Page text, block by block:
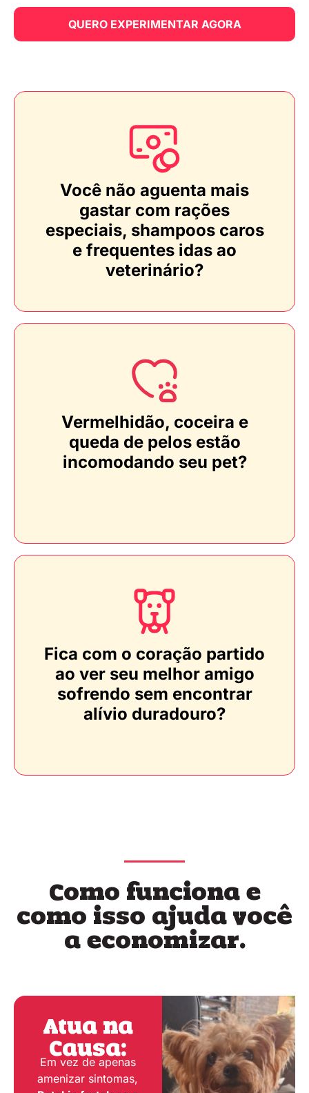
QUERO EXPERIMENTAR AGORA
Você não aguenta mais
gastar com rações
especiais, shampoos caros
e frequentes idas ao
veterinário?
Vermelhidão, coceira e
queda de pelos estão
incomodando seu pet?
Fica com o coração partido
ao ver seu melhor amigo
sofrendo sem encontrar
alívio duradouro?
Como funciona e
como isso ajuda você
a economizar.
Atua na
Causa:
Em vez de apenas
amenizar sintomas,